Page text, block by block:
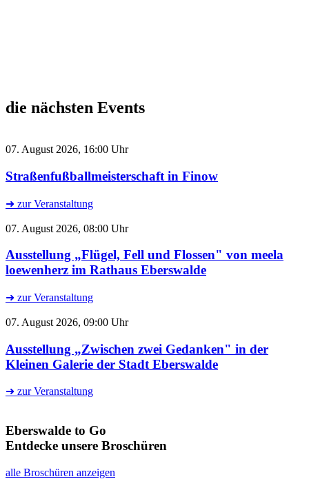
die nächsten Events
07. August 2026, 16:00 Uhr
Straßenfußballmeisterschaft in Finow
➜ zur Veranstaltung
07. August 2026, 08:00 Uhr
Ausstellung „Flügel, Fell und Flossen" von meela
loewenherz im Rathaus Eberswalde
➜ zur Veranstaltung
07. August 2026, 09:00 Uhr
Ausstellung „Zwischen zwei Gedanken" in der
Kleinen Galerie der Stadt Eberswalde
➜ zur Veranstaltung
Eberswalde to Go
Entdecke unsere Broschüren
alle Broschüren anzeigen